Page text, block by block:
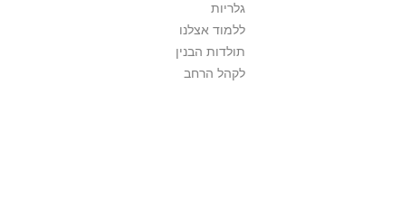
גלריות
ללמוד אצלנו
תולדות הבנין
לקהל הרחב